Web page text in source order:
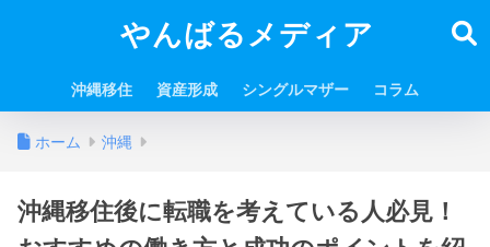
やんばるメディア
沖縄移住 資産形成 シングルマザー コラム
ホーム 沖縄
沖縄移住後に転職を考えている人必見！